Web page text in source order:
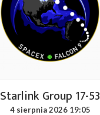
Starlink Group 17-53
4 sierpnia 2026 19:05